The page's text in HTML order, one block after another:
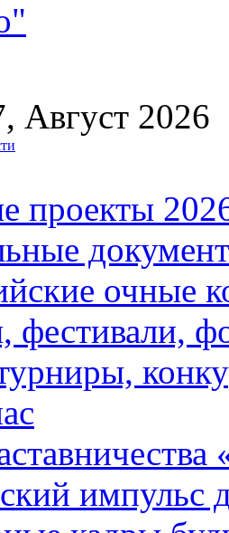
Август 2026
проекты
очные
фестивали,
импульс